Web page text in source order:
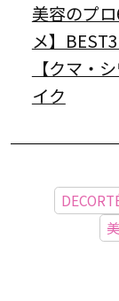
美容のプ
メ】BEST3
【クマ・
イク